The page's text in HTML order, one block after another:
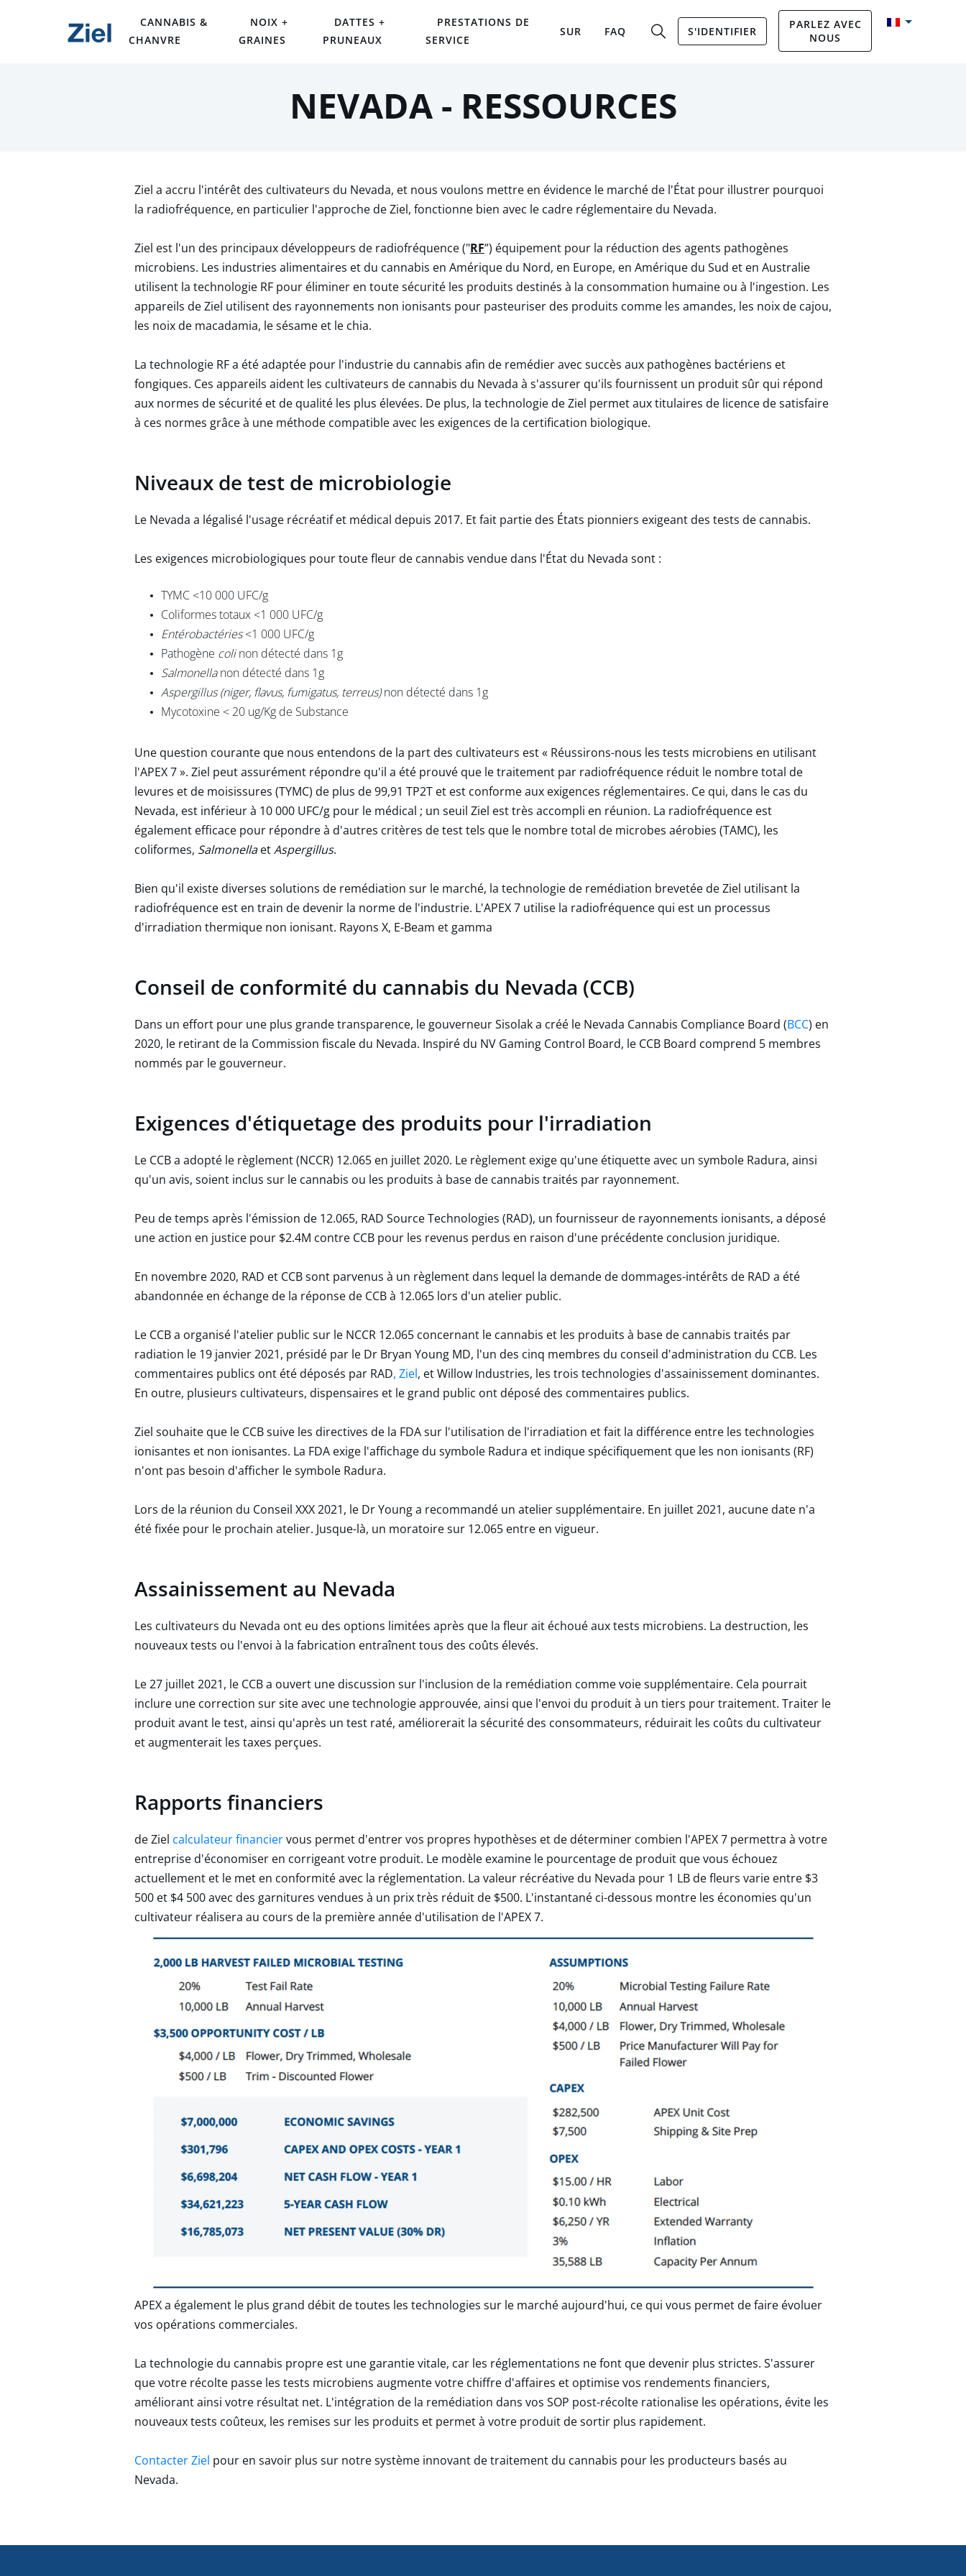
CANNABIS &
CHANVRE
NOIX +
GRAINES
DATTES +
PRUNEAUX
PRESTATIONS DE
SERVICE
SUR FAQ S'IDENTIFIER
PARLEZ AVEC
NOUS
NEVADA - RESSOURCES
Ziel a accru l'intérêt des cultivateurs du Nevada, et nous voulons mettre en évidence le marché de l'État pour illustrer pourquoi
la radiofréquence, en particulier l'approche de Ziel, fonctionne bien avec le cadre réglementaire du Nevada.
Ziel est l'un des principaux développeurs de radiofréquence ("RF”) équipement pour la réduction des agents pathogènes
microbiens. Les industries alimentaires et du cannabis en Amérique du Nord, en Europe, en Amérique du Sud et en Australie
utilisent la technologie RF pour éliminer en toute sécurité les produits destinés à la consommation humaine ou à l'ingestion. Les
appareils de Ziel utilisent des rayonnements non ionisants pour pasteuriser des produits comme les amandes, les noix de cajou,
les noix de macadamia, le sésame et le chia.
La technologie RF a été adaptée pour l'industrie du cannabis afin de remédier avec succès aux pathogènes bactériens et
fongiques. Ces appareils aident les cultivateurs de cannabis du Nevada à s'assurer qu'ils fournissent un produit sûr qui répond
aux normes de sécurité et de qualité les plus élevées. De plus, la technologie de Ziel permet aux titulaires de licence de satisfaire
à ces normes grâce à une méthode compatible avec les exigences de la certification biologique.
Niveaux de test de microbiologie
Le Nevada a légalisé l'usage récréatif et médical depuis 2017. Et fait partie des États pionniers exigeant des tests de cannabis.
Les exigences microbiologiques pour toute fleur de cannabis vendue dans l'État du Nevada sont :
TYMC <10 000 UFC/g
Coliformes totaux <1 000 UFC/g
Entérobactéries<1 000 UFC/g
Pathogène coli non détecté dans 1g
Salmonellanon détecté dans 1g
Aspergillus (niger, flavus, fumigatus, terreus)non détecté dans 1g
Mycotoxine < 20 ug/Kg de Substance
Une question courante que nous entendons de la part des cultivateurs est « Réussirons-nous les tests microbiens en utilisant
l'APEX 7 ». Ziel peut assurément répondre qu'il a été prouvé que le traitement par radiofréquence réduit le nombre total de
levures et de moisissures (TYMC) de plus de 99,91 TP2T et est conforme aux exigences réglementaires. Ce qui, dans le cas du
Nevada, est inférieur à 10 000 UFC/g pour le médical ; un seuil Ziel est très accompli en réunion. La radiofréquence est
également efficace pour répondre à d'autres critères de test tels que le nombre total de microbes aérobies (TAMC), les
coliformes, SalmonellaetAspergillus.
Bien qu'il existe diverses solutions de remédiation sur le marché, la technologie de remédiation brevetée de Ziel utilisant la
radiofréquence est en train de devenir la norme de l'industrie. L'APEX 7 utilise la radiofréquence qui est un processus
d'irradiation thermique non ionisant. Rayons X, E-Beam et gamma
Conseil de conformité du cannabis du Nevada (CCB)
Dans un effort pour une plus grande transparence, le gouverneur Sisolak a créé le Nevada Cannabis Compliance Board (BCC) en
2020, le retirant de la Commission fiscale du Nevada. Inspiré du NV Gaming Control Board, le CCB Board comprend 5 membres
nommés par le gouverneur.
Exigences d'étiquetage des produits pour l'irradiation
Le CCB a adopté le règlement (NCCR) 12.065 en juillet 2020. Le règlement exige qu'une étiquette avec un symbole Radura, ainsi
qu'un avis, soient inclus sur le cannabis ou les produits à base de cannabis traités par rayonnement.
Peu de temps après l'émission de 12.065, RAD Source Technologies (RAD), un fournisseur de rayonnements ionisants, a déposé
une action en justice pour $2.4M contre CCB pour les revenus perdus en raison d'une précédente conclusion juridique.
En novembre 2020, RAD et CCB sont parvenus à un règlement dans lequel la demande de dommages-intérêts de RAD a été
abandonnée en échange de la réponse de CCB à 12.065 lors d'un atelier public.
Le CCB a organisé l'atelier public sur le NCCR 12.065 concernant le cannabis et les produits à base de cannabis traités par
radiation le 19 janvier 2021, présidé par le Dr Bryan Young MD, l'un des cinq membres du conseil d'administration du CCB. Les
commentaires publics ont été déposés par RAD, Ziel, et Willow Industries, les trois technologies d'assainissement dominantes.
En outre, plusieurs cultivateurs, dispensaires et le grand public ont déposé des commentaires publics.
Ziel souhaite que le CCB suive les directives de la FDA sur l'utilisation de l'irradiation et fait la différence entre les technologies
ionisantes et non ionisantes. La FDA exige l'affichage du symbole Radura et indique spécifiquement que les non ionisants (RF)
n'ont pas besoin d'afficher le symbole Radura.
Lors de la réunion du Conseil XXX 2021, le Dr Young a recommandé un atelier supplémentaire. En juillet 2021, aucune date n'a
été fixée pour le prochain atelier. Jusque-là, un moratoire sur 12.065 entre en vigueur.
Assainissement au Nevada
Les cultivateurs du Nevada ont eu des options limitées après que la fleur ait échoué aux tests microbiens. La destruction, les
nouveaux tests ou l'envoi à la fabrication entraînent tous des coûts élevés.
Le 27 juillet 2021, le CCB a ouvert une discussion sur l'inclusion de la remédiation comme voie supplémentaire. Cela pourrait
inclure une correction sur site avec une technologie approuvée, ainsi que l'envoi du produit à un tiers pour traitement. Traiter le
produit avant le test, ainsi qu'après un test raté, améliorerait la sécurité des consommateurs, réduirait les coûts du cultivateur
et augmenterait les taxes perçues.
Rapports financiers
de Ziel calculateur financiervous permet d'entrer vos propres hypothèses et de déterminer combien l'APEX 7 permettra à votre
entreprise d'économiser en corrigeant votre produit. Le modèle examine le pourcentage de produit que vous échouez
actuellement et le met en conformité avec la réglementation. La valeur récréative du Nevada pour 1 LB de fleurs varie entre $3
500 et $4 500 avec des garnitures vendues à un prix très réduit de $500. L'instantané ci-dessous montre les économies qu'un
cultivateur réalisera au cours de la première année d'utilisation de l'APEX 7.
APEX a également le plus grand débit de toutes les technologies sur le marché aujourd'hui, ce qui vous permet de faire évoluer
vos opérations commerciales.
La technologie du cannabis propre est une garantie vitale, car les réglementations ne font que devenir plus strictes. S'assurer
que votre récolte passe les tests microbiens augmente votre chiffre d'affaires et optimise vos rendements financiers,
améliorant ainsi votre résultat net. L'intégration de la remédiation dans vos SOP post-récolte rationalise les opérations, évite les
nouveaux tests coûteux, les remises sur les produits et permet à votre produit de sortir plus rapidement.
Contacter Ziel pour en savoir plus sur notre système innovant de traitement du cannabis pour les producteurs basés au
Nevada.